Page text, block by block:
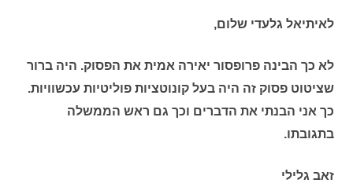
​לאיתיאל גלעדי שלום,
לא כך הבינה פרופסור יאירה אמית את הפסוק. היה ברור
שציטוט פסוק זה היה בעל קונוטציות פוליטיות עכשוויות.
כך אני הבנתי את הדברים וכך גם ראש הממשלה
בתגובתו.
זאב גלילי​